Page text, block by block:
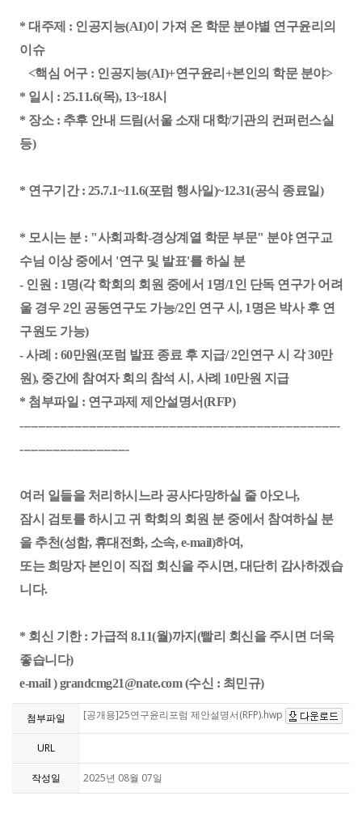
* 대주제 : 인공지능(AI)이 가져 온 학문 분야별 연구윤리의
이슈
<핵심 어구 : 인공지능(AI)+연구윤리+본인의 학문 분야>
* 일시 : 25.11.6(목), 13~18시
* 장소 : 추후 안내 드림(서울 소재 대학/기관의 컨퍼런스실
등)
* 연구기간 : 25.7.1~11.6(포럼 행사일)~12.31(공식 종료일)
* 모시는 분 : "사회과학-경상계열 학문 부문" 분야 연구교
수님 이상 중에서 '연구 및 발표'를 하실 분
- 인원 : 1명(각 학회의 회원 중에서 1명/1인 단독 연구가 어려
울 경우 2인 공동연구도 가능/2인 연구 시, 1명은 박사 후 연
구원도 가능)
- 사례 : 60만원(포럼 발표 종료 후 지급/ 2인연구 시 각 30만
원), 중간에 참여자 회의 참석 시, 사례 10만원 지급
* 첨부파일 : 연구과제 제안설명서(RFP)
----------------------------------------------------------------------------------------
------------------------------
여러 일들을 처리하시느라 공사다망하실 줄 아오나,
잠시 검토를 하시고 귀 학회의 회원 분 중에서 참여하실 분
을 추천(성함, 휴대전화, 소속, e-mail)하여,
또는 희망자 본인이 직접 회신을 주시면, 대단히 감사하겠습
니다.
* 회신 기한 : 가급적 8.11(월)까지(빨리 회신을 주시면 더욱
좋습니다)
e-mail ) grandcmg21@nate.com (수신 : 최민규)
첨부파일 [공개용]25연구윤리포럼 제안설명서(RFP).hwp
URL
작성일 2025년 08월 07일